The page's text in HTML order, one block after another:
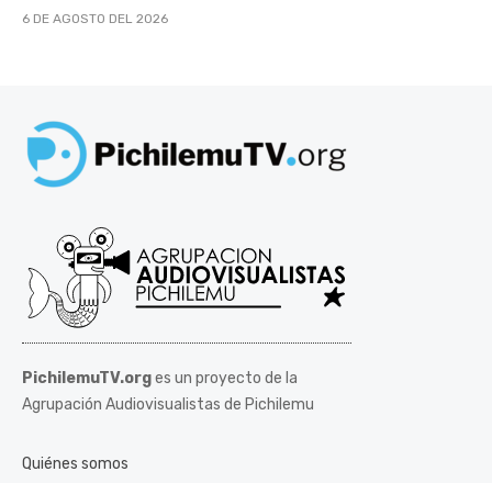
6 DE AGOSTO DEL 2026
PichilemuTV.orges un proyecto de la
Agrupación Audiovisualistas de Pichilemu
Quiénes somos